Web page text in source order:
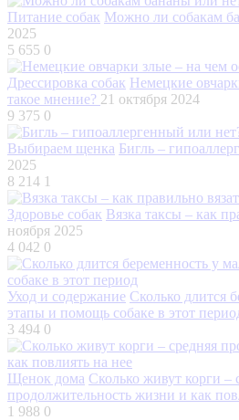
Питание собак Можно ли собакам
2025
5 655 0
Дрессировка собак Немецкие
такое мнение? 21 октября 2024
9 375 0
Выбираем щенка Бигль –
2025
8 214 1
Здоровье собак Вязка таксы – как
ноября 2025
4 042 0
Уход и содержание Сколько длится
этапы и помощь собаке в этот
3 494 0
Щенок дома Сколько живут корги –
продолжительность жизни и как
1 988 0